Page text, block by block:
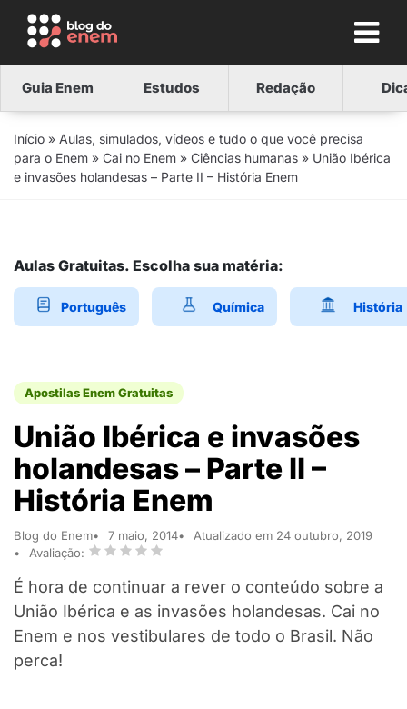
Guia Enem Estudos Redação
Início » Aulas, simulados, vídeos e tudo o que você precisa
para o Enem » Cai no Enem » Ciências humanas » União Ibérica
e invasões holandesas – Parte II – História Enem
Aulas Gratuitas. Escolha sua matéria:
Português Química História
Apostilas Enem Gratuitas
União Ibérica e invasões
holandesas – Parte II –
História Enem
Blog do Enem 7 maio, 2014
Atualizado em 24 outubro, 2019
Avaliação:
É hora de continuar a rever o conteúdo sobre a
União Ibérica e as invasões holandesas. Cai no
Enem e nos vestibulares de todo o Brasil. Não
perca!